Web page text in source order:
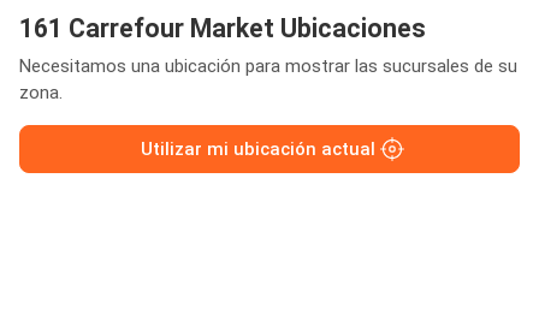
161 Carrefour Market Ubicaciones
Necesitamos una ubicación para mostrar las sucursales de su
zona.
Utilizar mi ubicación actual